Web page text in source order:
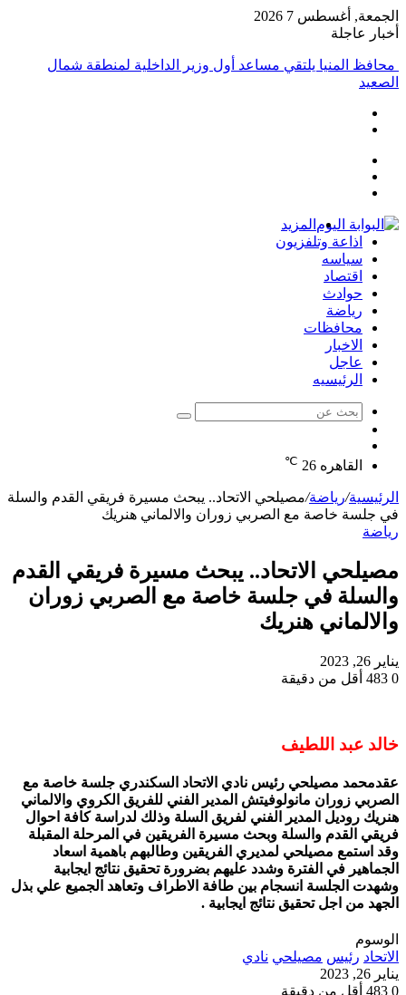
الجمعة, أغسطس 7 2026
أخبار عاجلة
محافظ المنيا يلتقي مساعد أول وزير الداخلية لمنطقة شمال
الصعيد
المزيد
اذاعة وتلفزيون
سياسه
اقتصاد
حوادث
رياضة
محافظات
الاخبار
عاجل
الرئيسيه
بحث
عشوائي
القاهره 26
℃
الرئيسية/رياضة/مصيلحي الاتحاد.. يبحث مسيرة فريقي القدم والسلة
في جلسة خاصة مع الصربي زوران والالماني هنريك
رياضة
مصيلحي الاتحاد.. يبحث مسيرة فريقي القدم
والسلة في جلسة خاصة مع الصربي زوران
والالماني هنريك
يناير 26, 2023
0
أقل من دقيقة
خالد عبد اللطيف
عقدمحمد مصيلحي رئيس نادي الاتحاد السكندري جلسة خاصة مع
الصربي زوران مانولوفيتش المدير الفني للفريق الكروي والالماني
هنريك روديل المدير الفني لفريق السلة وذلك لدراسة كافة احوال
فريقي القدم والسلة وبحث مسيرة الفريقين في المرحلة المقبلة
وقد استمع مصيلحي لمديري الفريقين وطالبهم باهمية اسعاد
الجماهير في الفترة وشدد عليهم بضرورة تحقيق نتائج ايجابية
وشهدت الجلسة انسجام بين طافة الاطراف وتعاهد الجميع علي بذل
الجهد من اجل تحقيق نتائج ايجابية .
الوسوم
الاتحاد رئيس مصيلحي نادي
يناير 26, 2023
0
أقل من دقيقة